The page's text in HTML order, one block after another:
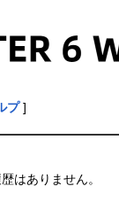
プ]
はありません。